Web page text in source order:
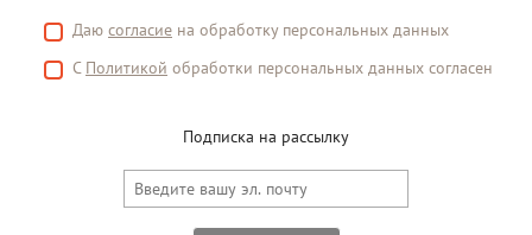
Даю согласие на обработку персональных данных
С Политикой обработки персональных данных согласен
Подписка на рассылку